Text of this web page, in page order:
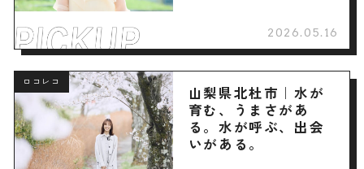
2026.05.16
ロコレコ
山梨県北杜市｜水が
育む、うまさがあ
る。水が呼ぶ、出会
いがある。